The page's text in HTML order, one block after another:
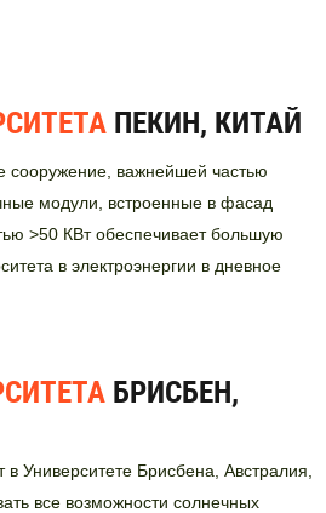
ПЕКИН, КИТАЙ
сооружение, важнейшей частью
модули, встроенные в фасад
>50 КВт обеспечивает большую
в электроэнергии в дневное
БРИСБЕН,
Университете Брисбена, Австралия,
все возможности солнечных